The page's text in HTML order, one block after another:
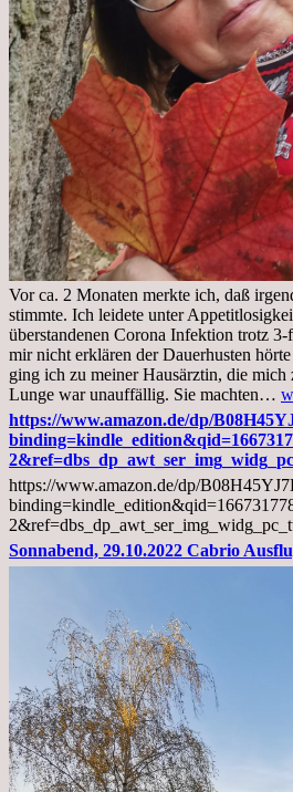
Vor ca. 2 Monaten merkte ich, daß
stimmte. Ich leidete unter
überstandenen Corona Infektion trotz
mir nicht erklären der Dauerhusten
ging ich zu meiner Hausärztin, die
Lunge war unauffällig. Sie machten…
https://www.amazon.de/dp/
https://www.amazon.de/dp/
Sonnabend, 29.10.2022 Cabrio